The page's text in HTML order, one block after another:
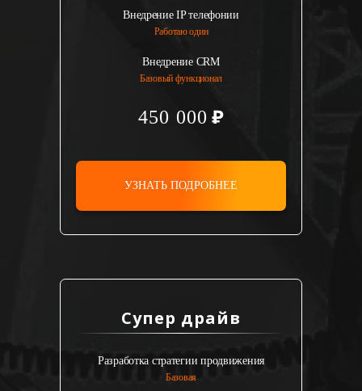
Внедрение IP телефонии
Работаю один
Внедрение CRM
Базовый функционал
450 000
УЗНАТЬ ПОДРОБНЕЕ
Супер драйв
Разработка стратегии продвижения
Базовая